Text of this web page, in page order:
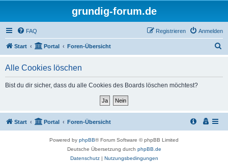
grundig-forum.de
FAQ Anmelden
Registrieren
Start Portal Foren-Übersicht
Alle Cookies löschen
Bist du dir sicher, dass du alle Cookies des Boards löschen möchtest?
Start Portal Foren-Übersicht
Powered by phpBB® Forum Software © phpBB Limited
Deutsche Übersetzung durch phpBB.de
Datenschutz| Nutzungsbedingungen